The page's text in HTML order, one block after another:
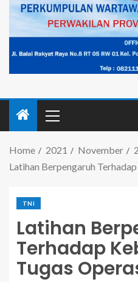
Home 2021 November
Latihan Berpengaruh
TNI
Latihan
Terhadap
Tugas